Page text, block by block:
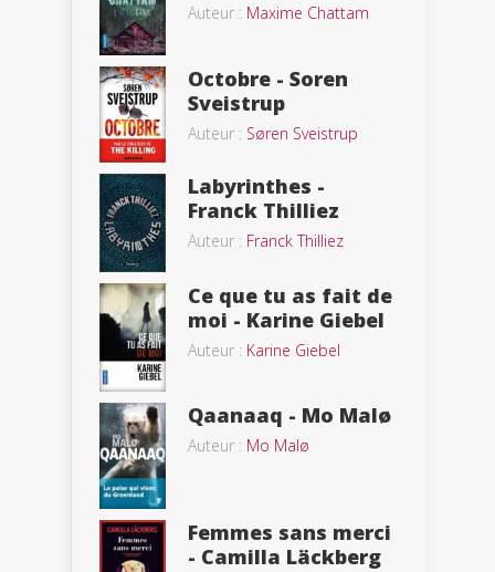
Auteur : Maxime Chattam
Octobre - Soren
Sveistrup
Auteur : Søren Sveistrup
Labyrinthes -
Franck Thilliez
Auteur : Franck Thilliez
Ce que tu as fait de
moi - Karine Giebel
Auteur : Karine Giebel
Qaanaaq - Mo Malø
Auteur : Mo Malø
Femmes sans merci
- Camilla Läckberg